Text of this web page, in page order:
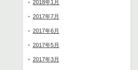
2018年1月
2017年7月
2017年6月
2017年5月
2017年3月